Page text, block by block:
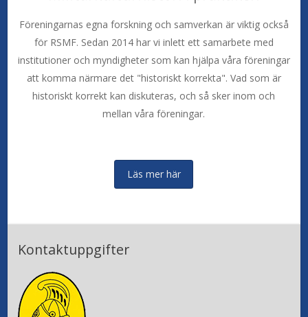
Föreningarnas egna forskning och samverkan är viktig också
för RSMF. Sedan 2014 har vi inlett ett samarbete med
institutioner och myndigheter som kan hjälpa våra föreningar
att komma närmare det "historiskt korrekta". Vad som är
historiskt korrekt kan diskuteras, och så sker inom och
mellan våra föreningar.
Läs mer här
Kontaktuppgifter